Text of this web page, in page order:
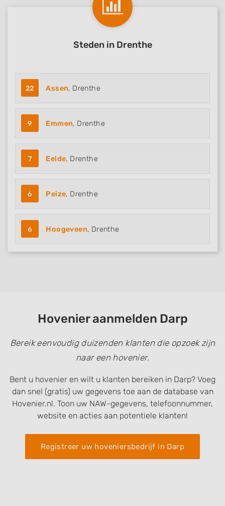
Steden in Drenthe
22 Assen, Drenthe
9 Emmen, Drenthe
7 Eelde, Drenthe
6 Peize, Drenthe
6 Hoogeveen, Drenthe
Hovenier aanmelden Darp
Bereik eenvoudig duizenden klanten die opzoek zijn
naar een hovenier.
Bent u hovenier en wilt u klanten bereiken in Darp? Voeg
dan snel (gratis) uw gegevens toe aan de database van
Hovenier.nl. Toon uw NAW-gegevens, telefoonnummer,
website en acties aan potentiele klanten!
Registreer uw hoveniersbedrijf in Darp